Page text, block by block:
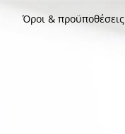
Όροι & προϋποθέσεις